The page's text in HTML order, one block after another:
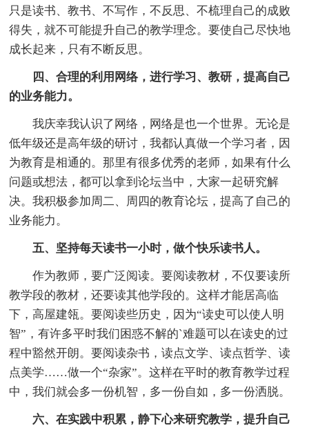
只是读书、教书、不写作，不反思、不梳理自己的成败
得失，就不可能提升自己的教学理念。要使自己尽快地
成长起来，只有不断反思。
四、合理的利用网络，进行学习、教研，提高自己
的业务能力。
我庆幸我认识了网络，网络是也一个世界。无论是
低年级还是高年级的研讨，我都认真做一个学习者，因
为教育是相通的。那里有很多优秀的老师，如果有什么
问题或想法，都可以拿到论坛当中，大家一起研究解
决。我积极参加周二、周四的教育论坛，提高了自己的
业务能力。
五、坚持每天读书一小时，做个快乐读书人。
作为教师，要广泛阅读。要阅读教材，不仅要读所
教学段的教材，还要读其他学段的。这样才能居高临
下，高屋建瓴。要阅读些历史，因为“读史可以使人明
智”，有许多平时我们困惑不解的`难题可以在读史的过
程中豁然开朗。要阅读杂书，读点文学、读点哲学、读
点美学……做一个“杂家”。这样在平时的教育教学过程
中，我们就会多一份机智，多一份自如，多一份洒脱。
六、在实践中积累，静下心来研究教学，提升自己